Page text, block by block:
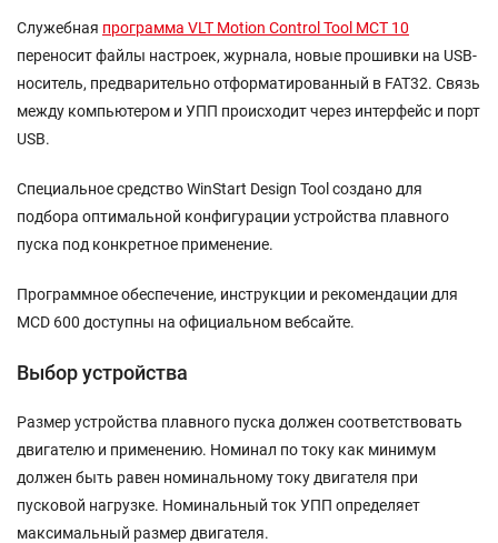
Служебная программа VLT Motion Control Tool MCT 10
переносит файлы настроек, журнала, новые прошивки на USB-
носитель, предварительно отформатированный в FAT32. Связь
между компьютером и УПП происходит через интерфейс и порт
USB.
Специальное средство WinStart Design Tool создано для
подбора оптимальной конфигурации устройства плавного
пуска под конкретное применение.
Программное обеспечение, инструкции и рекомендации для
MCD 600 доступны на официальном вебсайте.
Выбор устройства
Размер устройства плавного пуска должен соответствовать
двигателю и применению. Номинал по току как минимум
должен быть равен номинальному току двигателя при
пусковой нагрузке. Номинальный ток УПП определяет
максимальный размер двигателя.